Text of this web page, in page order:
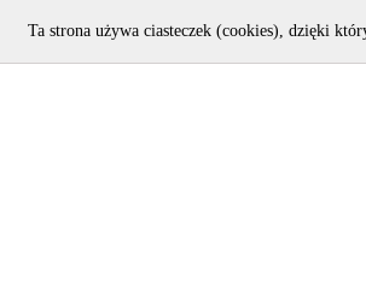
Ta strona używa ciasteczek (cookies), dzięki